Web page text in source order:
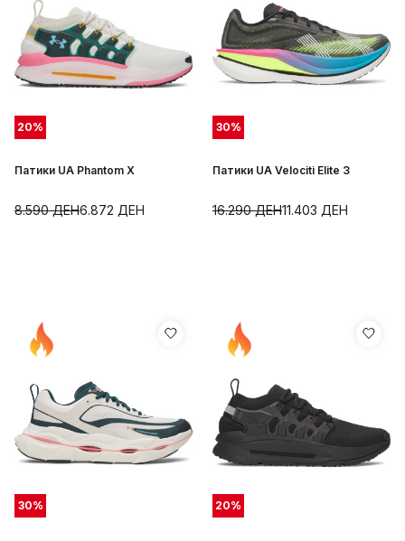
20%
Патики UA Phantom X
6.872 ДЕН
8.590ДЕН
30%
Патики UA Velociti Elite 3
11.403 ДЕН
16.290ДЕН
30% 20%